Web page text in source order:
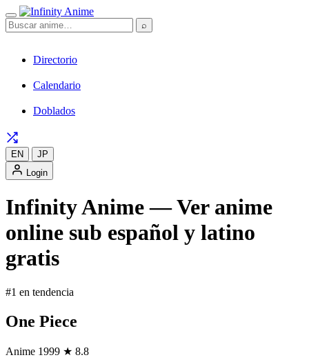
⌕
Directorio
Calendario
Doblados
EN
JP
Login
Infinity Anime — Ver anime
online sub español y latino
gratis
#1 en tendencia
One Piece
Anime 1999 ★ 8.8